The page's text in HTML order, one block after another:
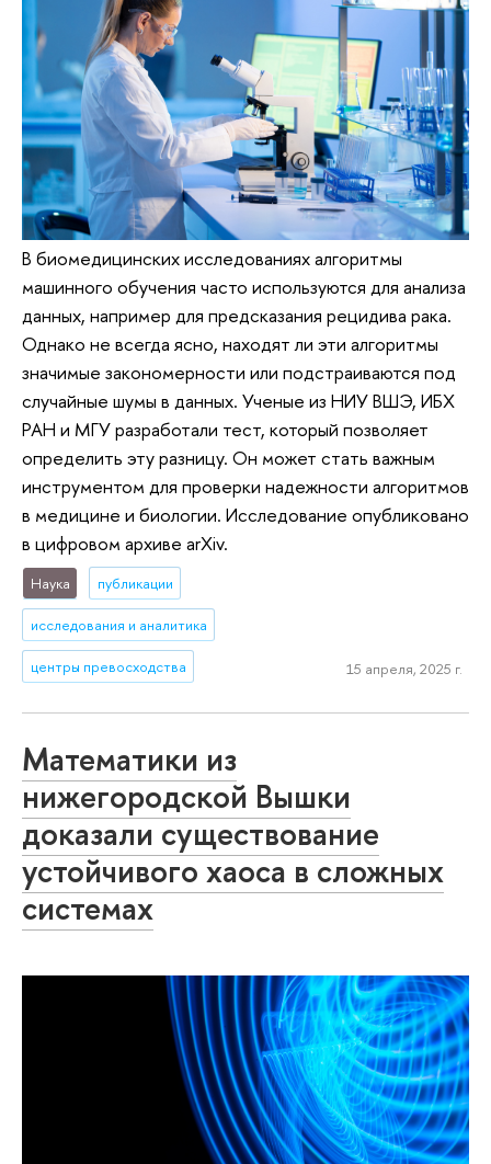
В биомедицинских исследованиях алгоритмы
машинного обучения часто используются для анализа
данных, например для предсказания рецидива рака.
Однако не всегда ясно, находят ли эти алгоритмы
значимые закономерности или подстраиваются под
случайные шумы в данных. Ученые из НИУ ВШЭ, ИБХ
РАН и МГУ разработали тест, который позволяет
определить эту разницу. Он может стать важным
инструментом для проверки надежности алгоритмов
в медицине и биологии. Исследование опубликовано
в цифровом архиве arXiv.
Наука публикации
исследования и аналитика
центры превосходства 15 апреля, 2025 г.
Математики из
нижегородской Вышки
доказали существование
устойчивого хаоса в сложных
системах